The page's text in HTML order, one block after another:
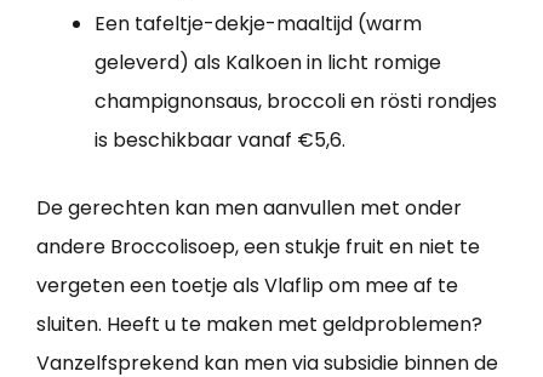
Een tafeltje-dekje-maaltijd (warm
geleverd) als Kalkoen in licht romige
champignonsaus, broccoli en rösti rondjes
is beschikbaar vanaf €5,6.
De gerechten kan men aanvullen met onder
andere Broccolisoep, een stukje fruit en niet te
vergeten een toetje als Vlaflip om mee af te
sluiten. Heeft u te maken met geldproblemen?
Vanzelfsprekend kan men via subsidie binnen de